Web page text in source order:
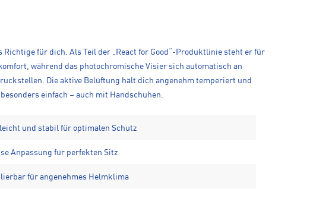
für dich. Als Teil der „React for Good“-Produktlinie steht er für
während das photochromische Visier sich automatisch an
Die aktive Belüftung hält dich angenehm temperiert und
einfach – auch mit Handschuhen.
und stabil für optimalen Schutz
Anpassung für perfekten Sitz
für angenehmes Helmklima